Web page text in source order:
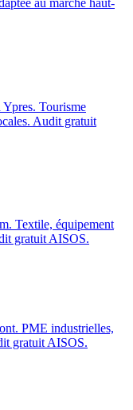
au marché haut-
Tourisme
Audit gratuit
Textile, équipement
gratuit AISOS.
PME industrielles,
gratuit AISOS.